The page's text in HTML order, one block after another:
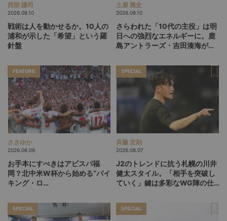
西部 謙司
2026.08.10
戦術は人を動かせるか。10人の
浦和が示した「希望」という羅
針盤
土屋 雅史
2026.08.10
さらわれた「10代の主役」は明
日への強烈なエネルギーに。鹿
島アントラーズ・吉田湊海が足
トステージ」
FEATURE
ささゆか
2026.08.09
お手本にすべきはアビスパ福
岡？北中米W杯から始める“バイ
キング・ロ
探す旅
SPECIAL
斉藤 宏則
2026.08.07
J2のトレンドに抗う札幌の川井
健太スタイル。「相手を突破し
ていく」鍵は多彩なWG陣の仕
SPECIAL SPECIAL